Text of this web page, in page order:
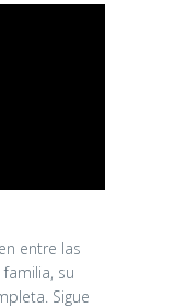
entre las
su
Sigue